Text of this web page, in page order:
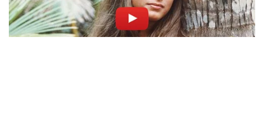
Call Us :
Address :
Email :Memeiros Contacto